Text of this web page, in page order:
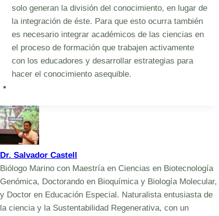
solo generan la división del conocimiento, en lugar de
la integración de éste. Para que esto ocurra también
es necesario integrar académicos de las ciencias en
el proceso de formación que trabajen activamente
con los educadores y desarrollar estrategias para
hacer el conocimiento asequible.
Dr. Salvador Castell
Biólogo Marino con Maestría en Ciencias en Biotecnología
Genómica, Doctorando en Bioquímica y Biología Molecular,
y Doctor en Educación Especial. Naturalista entusiasta de
la ciencia y la Sustentabilidad Regenerativa, con un